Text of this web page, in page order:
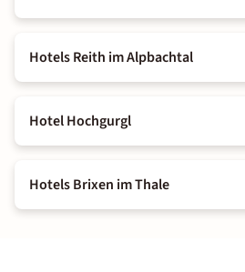
Hotels Reith im Alpbachtal
Hotel Hochgurgl
Hotels Brixen im Thale